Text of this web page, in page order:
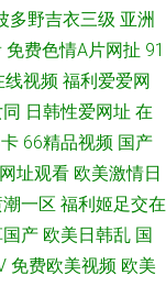
多野吉衣三级 亚洲
免费色情A片网扯 91
线视频 福利爱爱网
日韩性爱网址 在
66精品视频 国产
址观看 欧美激情日
一区 福利姬足交在
产 欧美日韩乱 国
免费欧美视频 欧美